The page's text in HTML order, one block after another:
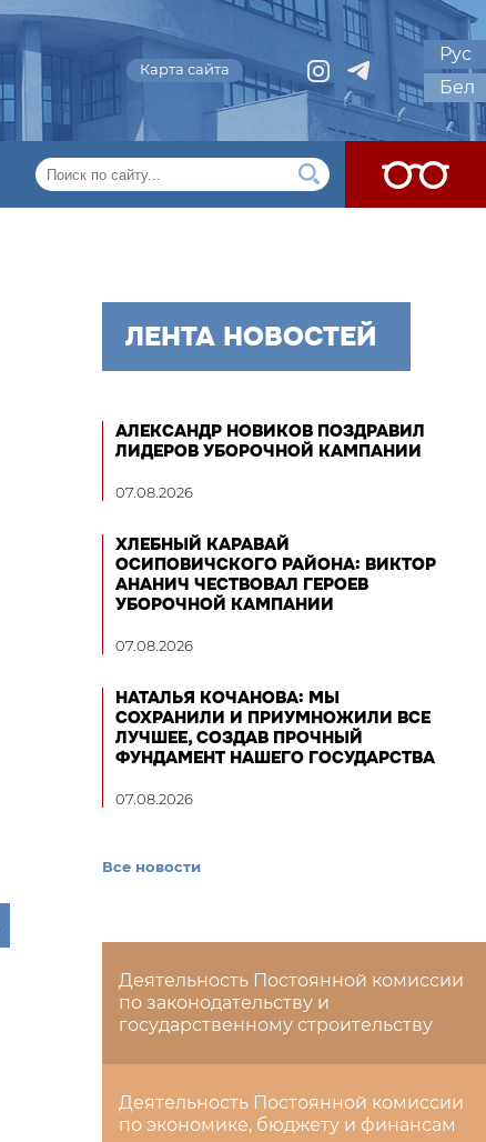
Карта сайта
Рус
Бел
ЛЕНТА НОВОСТЕЙ
АЛЕКСАНДР НОВИКОВ ПОЗДРАВИЛ
ЛИДЕРОВ УБОРОЧНОЙ КАМПАНИИ
07.08.2026
ХЛЕБНЫЙ КАРАВАЙ
ОСИПОВИЧСКОГО РАЙОНА: ВИКТОР
АНАНИЧ ЧЕСТВОВАЛ ГЕРОЕВ
УБОРОЧНОЙ КАМПАНИИ
07.08.2026
НАТАЛЬЯ КОЧАНОВА: МЫ
СОХРАНИЛИ И ПРИУМНОЖИЛИ ВСЕ
ЛУЧШЕЕ, СОЗДАВ ПРОЧНЫЙ
ФУНДАМЕНТ НАШЕГО ГОСУДАРСТВА
07.08.2026
Все новости
Деятельность Постоянной комиссии
по законодательству и
государственному строительству
Деятельность Постоянной комиссии
по экономике, бюджету и финансам